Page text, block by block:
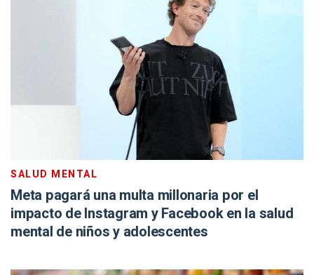
SALUD MENTAL
Meta pagará una multa millonaria por el
impacto de Instagram y Facebook en la salud
mental de niños y adolescentes